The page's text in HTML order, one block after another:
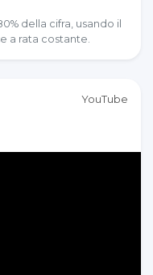
della cifra, usando il
a rata costante.
YouTube